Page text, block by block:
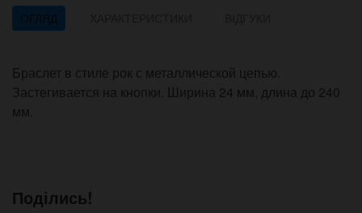
ОГЛЯД
Браслет в стиле рок с металлической цепью.
Застегивается на кнопки. Ширина 24 мм, длина до 240
мм.
Поділись!